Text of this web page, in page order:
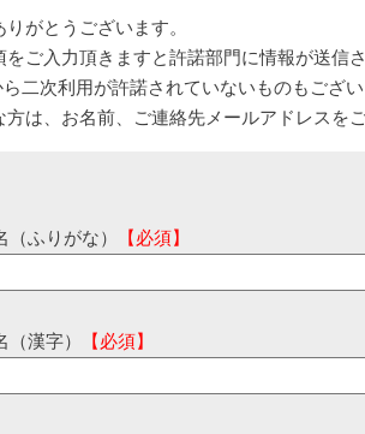
がとうございます。
をご入力頂きますと許諾部門に情報が送信
ら二次利用が許諾されていないものもござ
方は、お名前、ご連絡先メールアドレスを
（ふりがな） 【必須】
漢字） 【必須】